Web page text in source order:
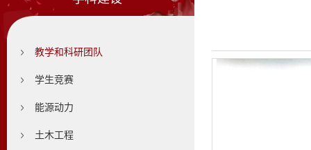
教学和科研团队
学生竞赛
能源动力
土木工程